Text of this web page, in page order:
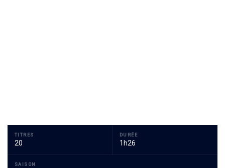
TITRES
20
DURÉE
1h26
SAISON